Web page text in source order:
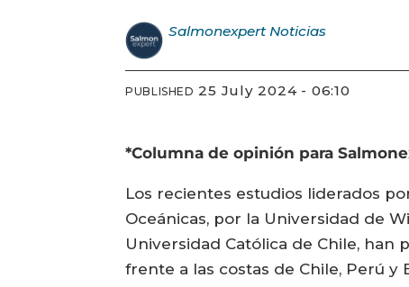
Salmonexpert Noticias
PUBLISHED 25 July 2024 - 06:10
*Columna de opinión para
Los recientes estudios liderados
Oceánicas, por la Universidad de
Universidad Católica de Chile,
frente a las costas de Chile, Perú y